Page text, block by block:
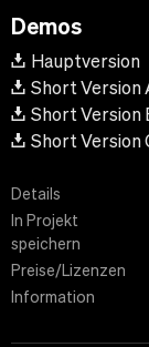
Demos
Hauptversion
Short Version
Short Version
Short Version
Details
In Projekt
speichern
Preise/Lizenzen
Information